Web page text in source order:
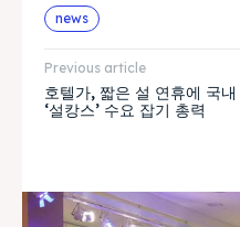
news
Previous article
호텔가, 짧은 설 연휴에 국내
‘설캉스’ 수요 잡기 총력